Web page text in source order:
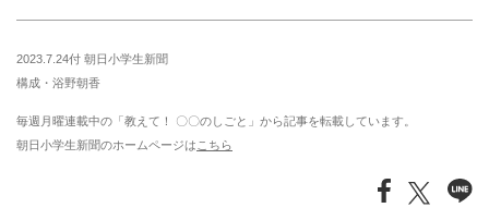
2023.7.24付 朝日小学生新聞
構成・浴野朝香
毎週月曜連載中の「教えて！ 〇〇のしごと」から記事を転載しています。
朝日小学生新聞のホームページは こちら